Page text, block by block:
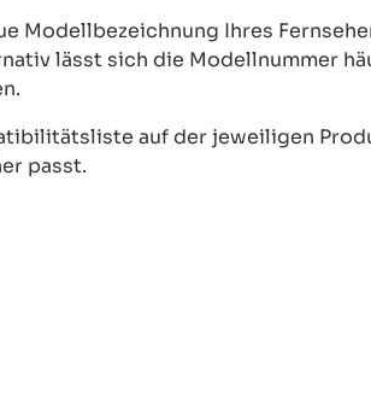
Modellbezeichnung Ihres
lässt sich die Modellnummer
auf der jeweiligen
passt.